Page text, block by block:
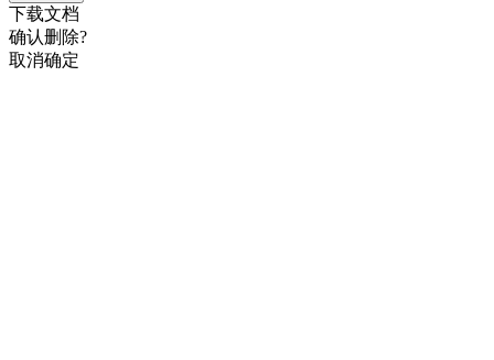
下载文档
确认删除?
取消确定